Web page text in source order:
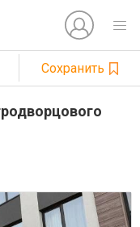
Сохранить